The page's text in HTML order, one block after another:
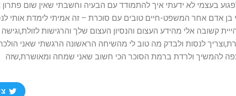
בעצמי לא ידעתי איך להתמודד עם הבעיה וחשבתי שאין שום פתרון
בן אדם אחר המשפט-חיים טובים עם סוכרת – זה אמיתי לימדת אותי
קשובה אלי מהידע העצום והנסיון העצום שלך והרגישות לזולת,וגישה
לנסות ולבדק מה טוב לי מהשיחה הראשונה הרגשתי שאני
להמשיך ולרדת ברמת הסוכר הכי חשוב שאני שמחה ומאושרת,שזה